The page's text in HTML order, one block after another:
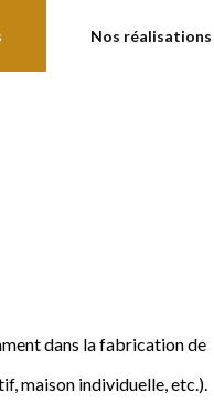
Nos réalisations
dans la fabrication de
maison individuelle, etc.).